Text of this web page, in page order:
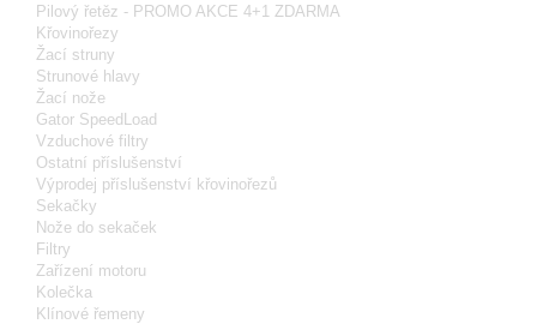
Pilový řetěz - PROMO AKCE 4+1 ZDARMA
Křovinořezy
Žací struny
Strunové hlavy
Žací nože
Gator SpeedLoad
Vzduchové filtry
Ostatní příslušenství
Výprodej příslušenství křovinořezů
Sekačky
Nože do sekaček
Filtry
Zařízení motoru
Kolečka
Klínové řemeny